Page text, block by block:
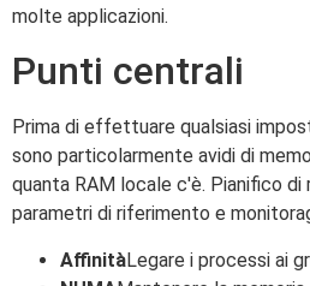
molte applicazioni.
Punti centrali
Prima di effettuare qualsiasi
sono particolarmente avidi di
quanta RAM locale c'è. Pianifico di
parametri di riferimento e
AffinitàLegare i processi ai